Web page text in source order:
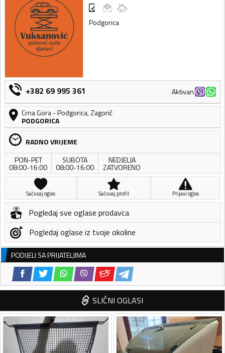
Podgorica
+382 69 995 361
Aktivan
Crna Gora-Podgorica,Zagorič
PODGORICA
RADNO VRIJEME
PON-PET
08:00-16:00
SUBOTA
08:00-16:00
NEDJELJA
ZATVORENO
Sačuvaj oglas Sačuvaj profil Prijavi oglas
Pogledaj sve oglase prodavca
Pogledaj oglase iz tvoje okoline
PODIJELI SA PRIJATELJIMA
SLIČNI OGLASI